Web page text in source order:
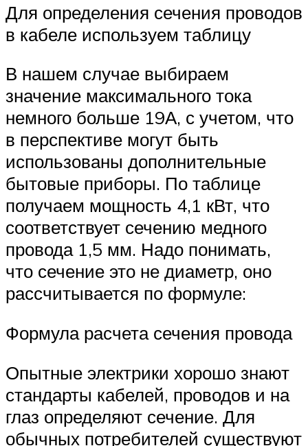
Для определения сечения проводов
в кабеле используем таблицу
В нашем случае выбираем
значение максимального тока
немного больше 19А, с учетом, что
в перспективе могут быть
использованы дополнительные
бытовые приборы. По таблице
получаем мощность 4,1 кВт, что
соответствует сечению медного
провода 1,5 мм. Надо понимать,
что сечение это не диаметр, оно
рассчитывается по формуле:
Формула расчета сечения провода
Опытные электрики хорошо знают
стандарты кабелей, проводов и на
глаз определяют сечение. Для
обычных потребителей существуют